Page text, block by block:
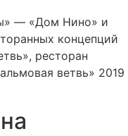
— «Дом Нино» и
концепций
ресторан
ветвь» 2019